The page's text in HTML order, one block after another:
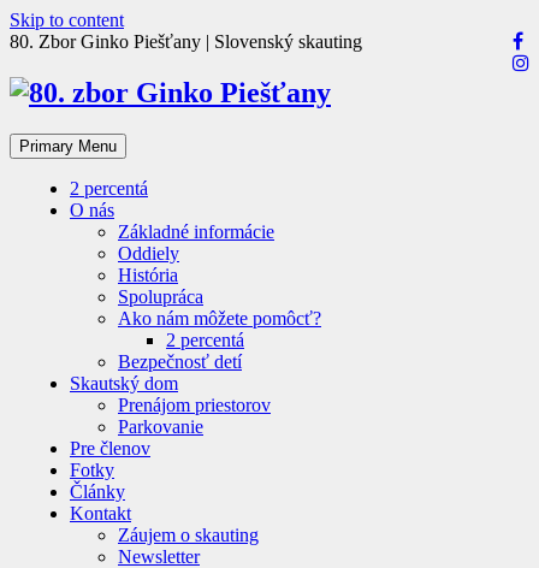
Skip to content
80. Zbor Ginko Piešťany | Slovenský skauting
Primary Menu
2 percentá
O nás
Základné informácie
Oddiely
História
Spolupráca
Ako nám môžete pomôcť?
2 percentá
Bezpečnosť detí
Skautský dom
Prenájom priestorov
Parkovanie
Pre členov
Fotky
Články
Kontakt
Záujem o skauting
Newsletter